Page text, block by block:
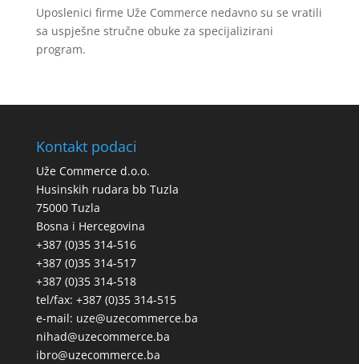
Uposlenici firme Uže Commerce nedavno su se vratili
sa uspješne stručne obuke za specijalizirani
program.
Kontakt podaci
Uže Commerce d.o.o.
Husinskih rudara bb Tuzla
75000 Tuzla
Bosna i Hercegovina
+387 (0)35 314-516
+387 (0)35 314-517
+387 (0)35 314-518
tel/fax: +387 (0)35 314-515
e-mail: uze@uzecommerce.ba
nihad@uzecommerce.ba
ibro@uzecommerce.ba